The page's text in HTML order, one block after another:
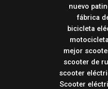
nuevo
fábrica
bicicleta
mejor
scooter de
scooter
Scooter